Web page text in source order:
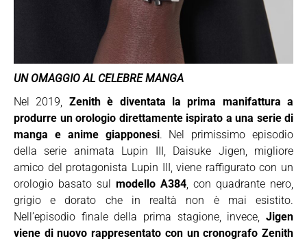
UN OMAGGIO AL CELEBRE MANGA
Nel 2019, Zenith è diventata la prima manifattura a
produrre un orologio direttamente ispirato a una serie di
manga e anime giapponesi. Nel primissimo episodio
della serie animata Lupin III, Daisuke Jigen, migliore
amico del protagonista Lupin III, viene raffigurato con un
orologio basato sul modello A384 , con quadrante nero,
grigio e dorato che in realtà non è mai esistito.
Nell’episodio finale della prima stagione, invece, Jigen
viene di nuovo rappresentato con un cronografo Zenith